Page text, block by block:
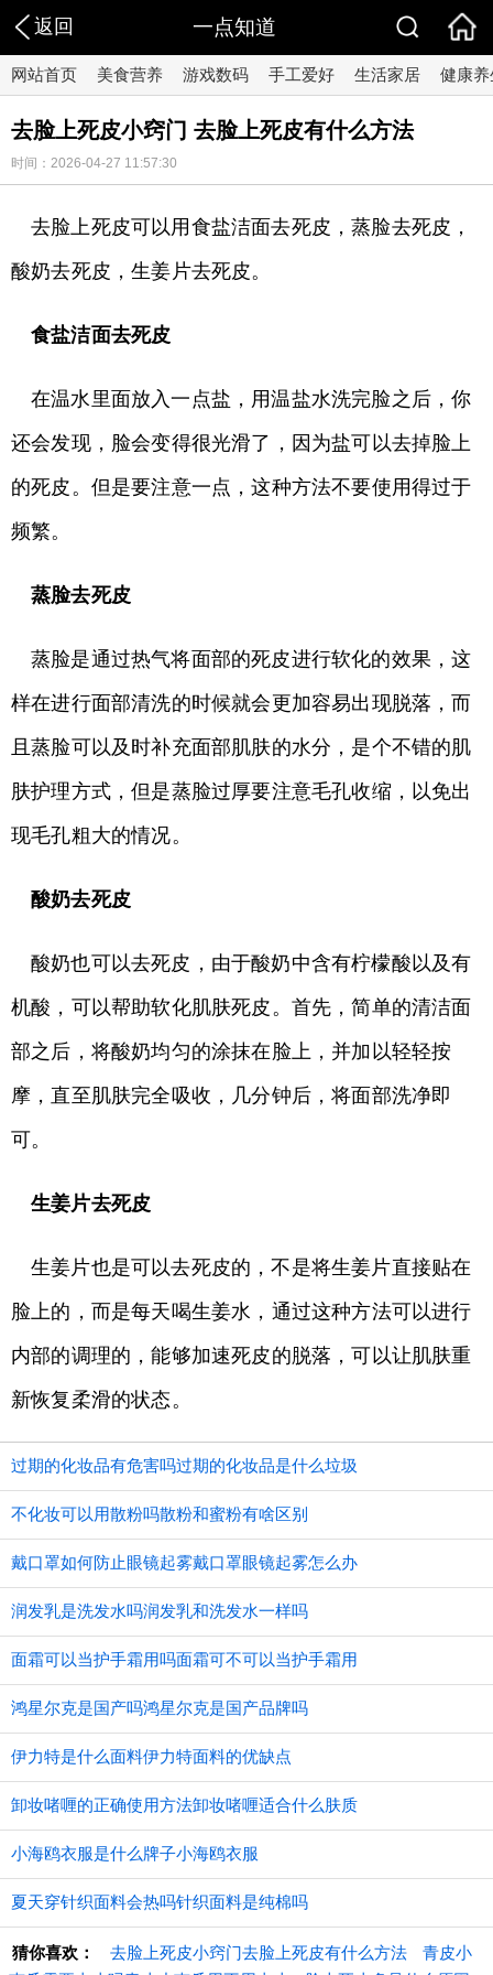
返回 一点知道
网站首页 美食营养 游戏数码 手工爱好 生活家居 健康养
去脸上死皮小窍门 去脸上死皮有什么方法
时间：2026-04-27 11:57:30
去脸上死皮可以用食盐洁面去死皮，蒸脸去死皮，
酸奶去死皮，生姜片去死皮。
食盐洁面去死皮
在温水里面放入一点盐，用温盐水洗完脸之后，你
还会发现，脸会变得很光滑了，因为盐可以去掉脸上
的死皮。但是要注意一点，这种方法不要使用得过于
频繁。
蒸脸去死皮
蒸脸是通过热气将面部的死皮进行软化的效果，这
样在进行面部清洗的时候就会更加容易出现脱落，而
且蒸脸可以及时补充面部肌肤的水分，是个不错的肌
肤护理方式，但是蒸脸过厚要注意毛孔收缩，以免出
现毛孔粗大的情况。
酸奶去死皮
酸奶也可以去死皮，由于酸奶中含有柠檬酸以及有
机酸，可以帮助软化肌肤死皮。首先，简单的清洁面
部之后，将酸奶均匀的涂抹在脸上，并加以轻轻按
摩，直至肌肤完全吸收，几分钟后，将面部洗净即
可。
生姜片去死皮
生姜片也是可以去死皮的，不是将生姜片直接贴在
脸上的，而是每天喝生姜水，通过这种方法可以进行
内部的调理的，能够加速死皮的脱落，可以让肌肤重
新恢复柔滑的状态。
过期的化妆品有危害吗过期的化妆品是什么垃圾
不化妆可以用散粉吗散粉和蜜粉有啥区别
戴口罩如何防止眼镜起雾戴口罩眼镜起雾怎么办
润发乳是洗发水吗润发乳和洗发水一样吗
面霜可以当护手霜用吗面霜可不可以当护手霜用
鸿星尔克是国产吗鸿星尔克是国产品牌吗
伊力特是什么面料伊力特面料的优缺点
卸妆啫喱的正确使用方法卸妆啫喱适合什么肤质
小海鸥衣服是什么牌子小海鸥衣服
夏天穿针织面料会热吗针织面料是纯棉吗
猜你喜欢： 去脸上死皮小窍门去脸上死皮有什么方法
青皮小